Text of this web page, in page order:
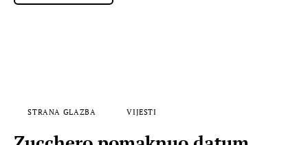
STRANA GLAZBA VIJESTI